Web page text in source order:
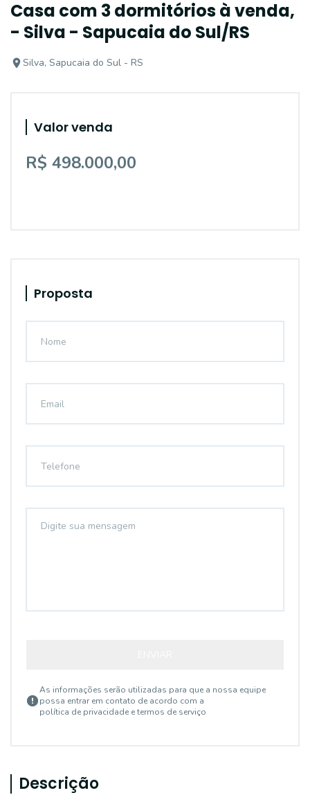
Casa com 3 dormitórios à venda,
- Silva - Sapucaia do Sul/RS
Silva, Sapucaia do Sul - RS
Valor venda
R$ 498.000,00
Proposta
As informações serão utilizadas para que a nossa equipe
possa entrar em contato de acordo com a
política de privacidade e termos de serviço
Descrição